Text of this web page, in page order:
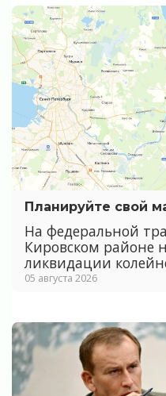
Планируйте свой
На федеральной
Кировском районе
ликвидации
05 августа 2026